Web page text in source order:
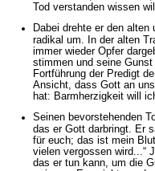
Tod verstanden wissen will.
Dabei drehte er den alten
radikal um. In der alten
immer wieder Opfer
stimmen und seine
Fortführung der Predigt
Ansicht, dass Gott an
hat: Barmherzigkeit will
Seinen bevorstehenden
das er Gott darbringt. Er
für euch; das ist mein
vielen vergossen wird...“
das er tun kann, um die